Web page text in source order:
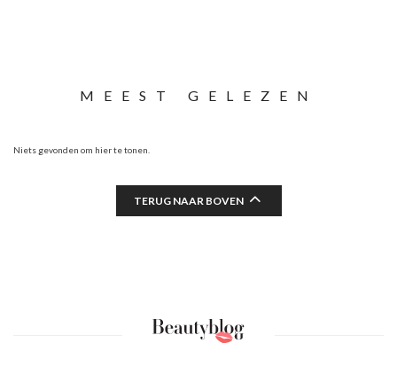
MEEST GELEZEN
Niets gevonden om hier te tonen.
TERUG NAAR BOVEN